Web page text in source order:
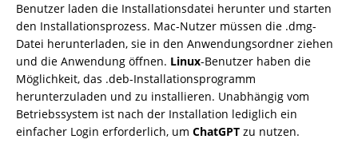
Benutzer laden die Installationsdatei herunter und starten
den Installationsprozess. Mac-Nutzer müssen die .dmg-
Datei herunterladen, sie in den Anwendungsordner ziehen
und die Anwendung öffnen. Linux-Benutzer haben die
Möglichkeit, das .deb-Installationsprogramm
herunterzuladen und zu installieren. Unabhängig vom
Betriebssystem ist nach der Installation lediglich ein
einfacher Login erforderlich, um ChatGPT zu nutzen.